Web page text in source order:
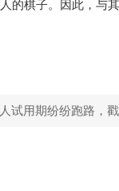
的棋子。因此，与
期纷纷跑路，戳穿职场藏了